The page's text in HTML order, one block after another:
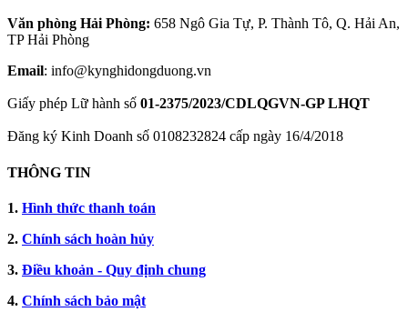
Văn phòng Hải Phòng: 658 Ngô Gia Tự, P. Thành Tô, Q. Hải An,
TP Hải Phòng
Email: info@kynghidongduong.vn
Giấy phép Lữ hành số 01-2375/2023/CDLQGVN-GP LHQT
Đăng ký Kinh Doanh số 0108232824 cấp ngày 16/4/2018
THÔNG TIN
1. Hình thức thanh toán
2. Chính sách hoàn hủy
3. Điều khoản - Quy định chung
4. Chính sách bảo mật